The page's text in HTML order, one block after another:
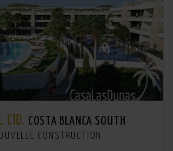
CID. COSTA BLANCA SOUTH
CONSTRUCTION